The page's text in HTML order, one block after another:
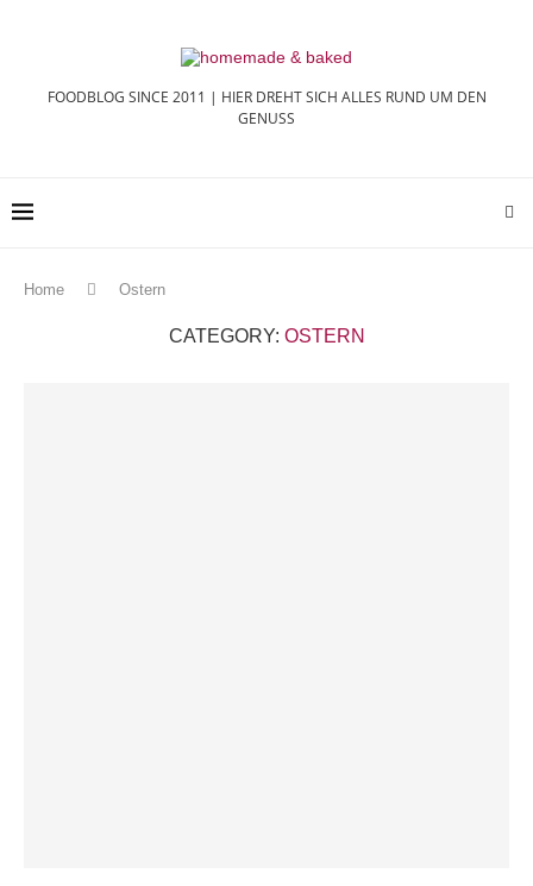
FOODBLOG SINCE 2011 | HIER DREHT SICH ALLES RUND UM DEN
GENUSS
Home Ostern
CATEGORY: OSTERN